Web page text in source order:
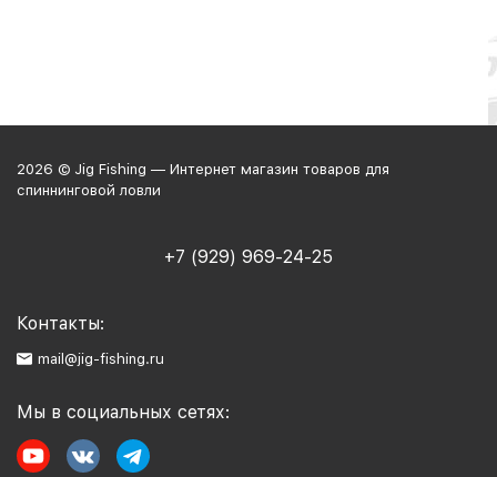
2026 © Jig Fishing — Интернет магазин товаров для
спиннинговой ловли
+7 (929) 969-24-25
Контакты:
mail@jig-fishing.ru
Мы в социальных сетях: